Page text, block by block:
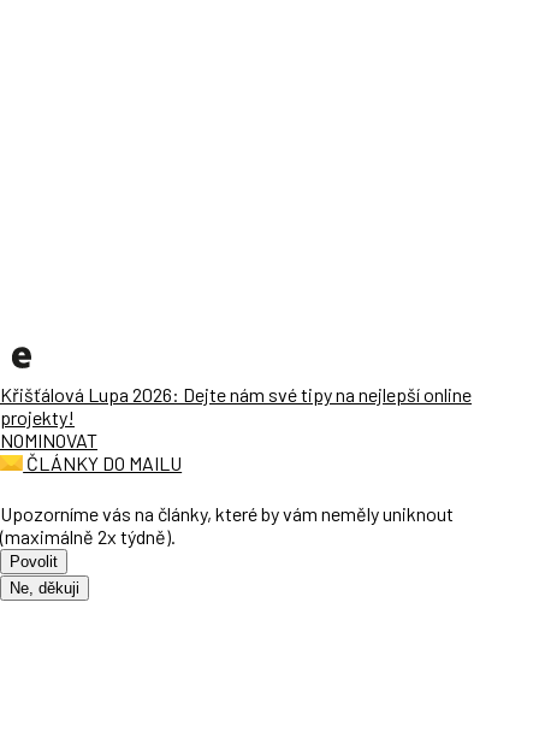
Křišťálová Lupa 2026: Dejte nám své tipy na nejlepší online
projekty!
NOMINOVAT
ČLÁNKY DO MAILU
Upozorníme vás na články, které by vám neměly uniknout
(maximálně 2x týdně).
Povolit
Ne, děkuji